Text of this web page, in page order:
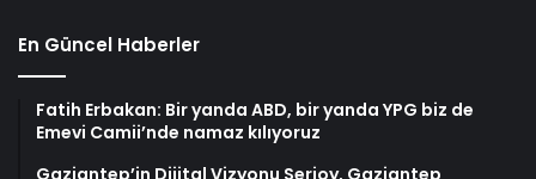
En Güncel Haberler
Fatih Erbakan: Bir yanda ABD, bir yanda YPG biz de
Emevi Camii’nde namaz kılıyoruz